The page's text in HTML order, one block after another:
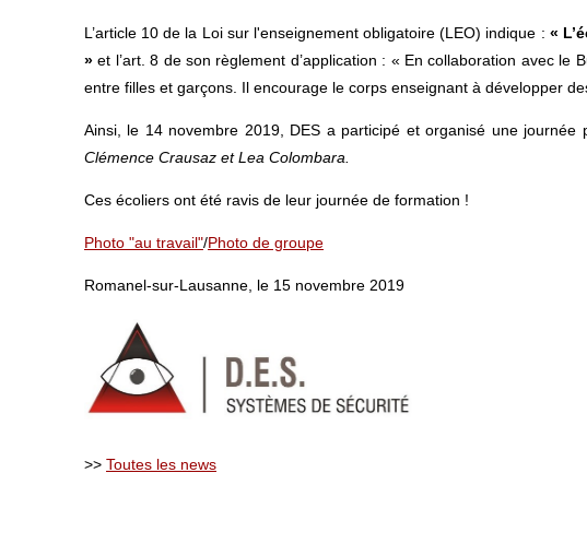
L’article 10 de la Loi sur l'enseignement obligatoire (LEO) indique : «
»et l’art. 8 de son règlement d’application : « En collaboration avec
entre filles et garçons. Il encourage le corps enseignant à développer
Ainsi, le 14 novembre 2019, DES a participé et organisé une
Clémence Crausaz et Lea Colombara.
Ces écoliers ont été ravis de leur journée de formation !
Photo "au travail"/Photo de groupe
Romanel-sur-Lausanne, le 15 novembre 2019
>> Toutes les news